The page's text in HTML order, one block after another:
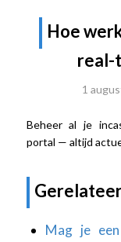
Hoe
real-
1
Beheer al je
portal — altijd
Mag je een